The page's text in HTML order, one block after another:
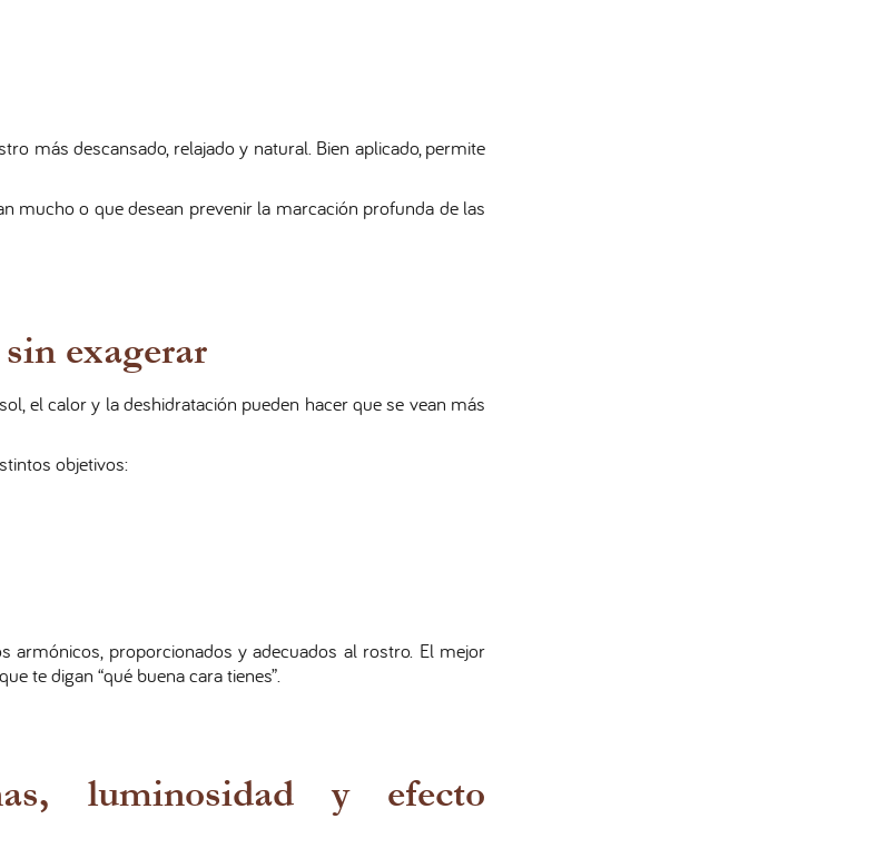
más descansado, relajado y natural. Bien aplicado, permite
mucho o que desean prevenir la marcación profunda de las
exagerar
el calor y la deshidratación pueden hacer que se vean más
objetivos:
proporcionados y adecuados al rostro. El mejor
te digan “qué buena cara tienes”.
luminosidad y efecto